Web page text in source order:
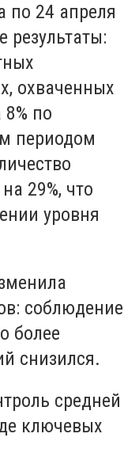
по 24 апреля
охваченных
по
периодом
29%, что
уровня
соблюдение
более
снизился.
средней
ключевых